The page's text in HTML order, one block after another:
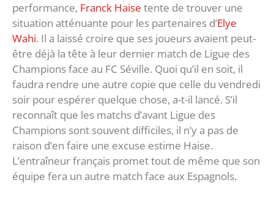
performance, Franck Haise tente de trouver une
situation atténuante pour les partenaires d’Elye
Wahi. Il a laissé croire que ses joueurs avaient peut-
être déjà la tête à leur dernier match de Ligue des
Champions face au FC Séville. Quoi qu’il en soit, il
faudra rendre une autre copie que celle du vendredi
soir pour espérer quelque chose, a-t-il lancé. S’il
reconnaît que les matchs d’avant Ligue des
Champions sont souvent difficiles, il n’y a pas de
raison d’en faire une excuse estime Haise.
L’entraîneur français promet tout de même que son
équipe fera un autre match face aux Espagnols.